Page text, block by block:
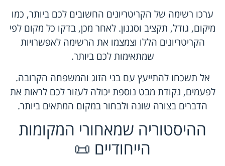
ערכו רשימה של הקריטריונים החשובים לכם ביותר, כמו
מיקום, גודל, תקציב וסגנון. לאחר מכן, בדקו כל מקום לפי
הקריטריונים הללו וצמצמו את הרשימה לאפשרויות
שמתאימות לכם ביותר.
אל תשכחו להתייעץ עם בני הזוג והמשפחה הקרובה.
לפעמים, נקודת מבט נוספת יכולה לעזור לכם לראות את
הדברים בצורה שונה ולבחור במקום המתאים ביותר.
ההיסטוריה שמאחורי המקומות
הייחודיים 📜